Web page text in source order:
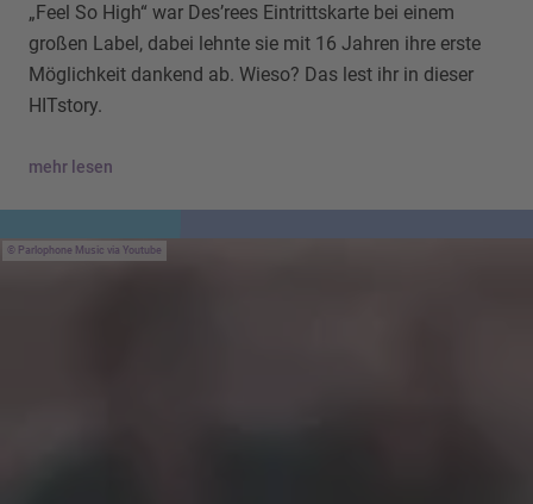
„Feel So High“ war Des’rees Eintrittskarte bei einem
großen Label, dabei lehnte sie mit 16 Jahren ihre erste
Möglichkeit dankend ab. Wieso? Das lest ihr in dieser
HITstory.
mehr lesen
Parlophone Music via Youtube